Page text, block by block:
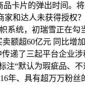
卡片的弹出时间。
和达人未获得授权
系统，初瑞雪正在勾
额超60亿元 同比增
递了三起平台企业
注“默认为瑕疵品、
、具有超万万粉丝